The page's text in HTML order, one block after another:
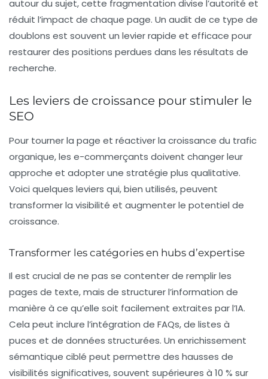
autour du sujet, cette fragmentation divise l’autorité et
réduit l’impact de chaque page. Un audit de ce type de
doublons est souvent un levier rapide et efficace pour
restaurer des positions perdues dans les résultats de
recherche.
Les leviers de croissance pour stimuler le
SEO
Pour tourner la page et réactiver la croissance du trafic
organique, les e-commerçants doivent changer leur
approche et adopter une stratégie plus qualitative.
Voici quelques leviers qui, bien utilisés, peuvent
transformer la visibilité et augmenter le potentiel de
croissance.
Transformer les catégories en hubs d’expertise
Il est crucial de ne pas se contenter de remplir les
pages de texte, mais de structurer l’information de
manière à ce qu’elle soit facilement extraites par l’IA.
Cela peut inclure l’intégration de FAQs, de listes à
puces et de données structurées. Un enrichissement
sémantique ciblé peut permettre des hausses de
visibilités significatives, souvent supérieures à 10 % sur